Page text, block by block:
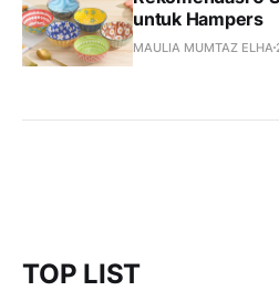
untuk Hampers
MAULIA MUMTAZ ELHA
TOP LIST